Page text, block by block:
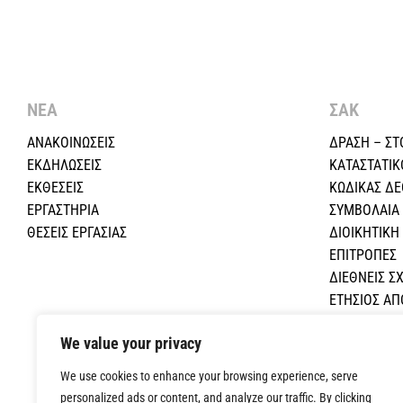
We value your privacy
We use cookies to enhance your browsing experience, serve
personalized ads or content, and analyze our traffic. By clicking
ΝΕΑ
ΑΝΑΚΟΙΝΩΣΕΙΣ
ΕΚΔΗΛΩΣΕΙΣ
ΕΚΘΕΣΕΙΣ
ΕΡΓΑΣΤΗΡΙΑ
ΘΕΣΕΙΣ ΕΡΓΑΣΙΑΣ
ΣΑΚ
ΔΡΑΣΗ –
ΚΩΔΙΚΑΣ
ΕΠΙΤΡΟΠΕΣ
ΔΙΕΘΝΕΙΣ
ΕΤΗΣΙΟΣ